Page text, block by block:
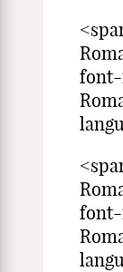
font-
font-